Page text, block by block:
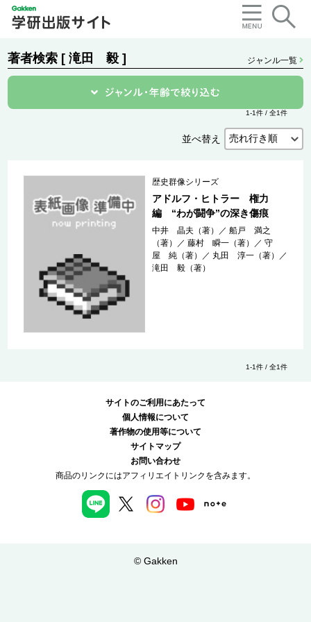
著者検索 [ 滝田 毅 ] ジャンル一覧
1-1件 / 全1件
並べ替え
歴史群像シリーズ
アドルフ・ヒトラー 権力
編 “わが闘争”の深き傷痕
中井 晶夫（著） ／船戸 満之
（著）
／藤村 瞬一（著） ／守
屋 純（著）
／ 丸田 淳一（著）
／
滝田 毅（著）
1-1件 / 全1件
サイトのご利用にあたって
個人情報について
著作物の使用等について
サイトマップ
お問い合わせ
商品のリンクにはアフィリエイトリンクを含みます。
© Gakken